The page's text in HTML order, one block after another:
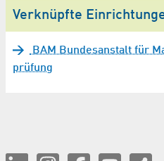
Verknüpfte
BAM Bundesanstalt für
prüfung